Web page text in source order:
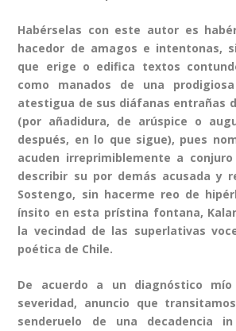
Habérselas con este autor es
hacedor de amagos e intentonas,
que erige o edifica textos
como manados de una
atestigua de sus diáfanas entrañas
(por añadidura, de arúspice o
después, en lo que sigue), pues
acuden irreprimiblemente a
describir su por demás acusada y
Sostengo, sin hacerme reo de
ínsito en esta prístina fontana,
la vecindad de las superlativas
poética de Chile.
De acuerdo a un diagnóstico
severidad, anuncio que
senderuelo de una decadencia